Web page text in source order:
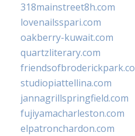
318mainstreet8h.com
lovenailsspari.com
oakberry-kuwait.com
quartzliterary.com
studiopiattellina.com
jannagrillspringfield.com
fujiyamacharleston.com
elpatronchardon.com